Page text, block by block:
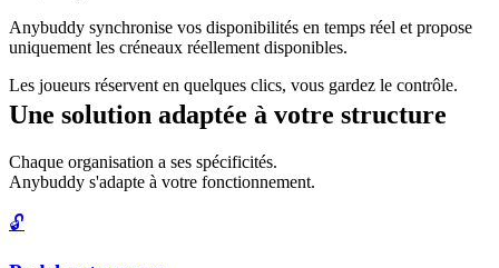
Anybuddy synchronise vos disponibilités en temps réel et propose
uniquement les créneaux réellement disponibles.
Les joueurs réservent en quelques clics, vous gardez le contrôle.
Une solution adaptée à votre structure
Chaque organisation a ses spécificités.
Anybuddy s'adapte à votre fonctionnement.
🔓